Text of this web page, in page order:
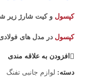
کپسول و کیت شارژ زیر
کپسول در مدل های
افزودن به علاقه مندی
دسته: لوازم جانبی تفنگ